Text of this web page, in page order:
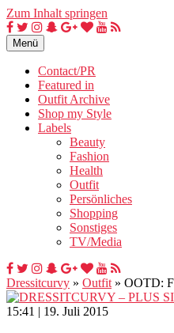
Zum Inhalt springen
Menü
Contact/PR
Featured in
Outfit Archive
Shop my Style
Labels
Beauty
Fashion
Health
Outfit
Persönliches
Shopping
Sonstiges
TV/Media
Dressitcurvy » Outfit » OOTD:
15:41 | 19. Juli 2015